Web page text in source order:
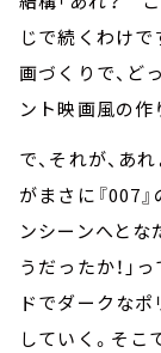
じで続くわけで
画づくりで、ど
ント映画風の作
で、それが、あ
がまさに『007
ンシーンへとな
うだったか！」
ドでダークな
していく。そこ